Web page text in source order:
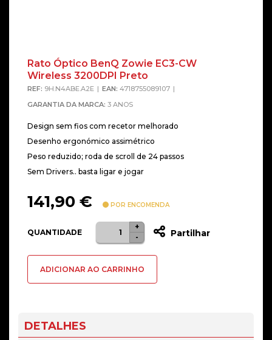
Rato Óptico BenQ Zowie EC3-CW
Wireless 3200DPI Preto
REF: 9H.N4ABE.A2E EAN: 4718755089107
GARANTIA DA MARCA: 3 ANOS
Design sem fios com recetor melhorado
Desenho ergonómico assimétrico
Peso reduzido; roda de scroll de 24 passos
Sem Drivers.. basta ligar e jogar
141,90 € POR ENCOMENDA
QUANTIDADE
Quantidade
de
Óptico
CW
-
+
Partilhar
ADICIONAR AO CARRINHO
DETALHES